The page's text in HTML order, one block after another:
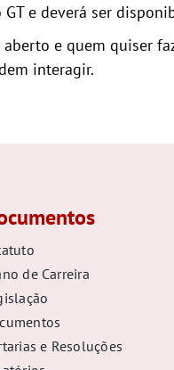
e deverá ser
aberto e quem quiser
interagir.
de Carreira
e Resoluções